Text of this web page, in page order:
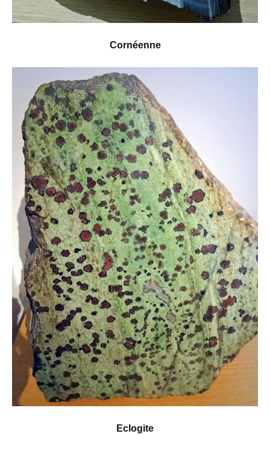
Cornéenne
Eclogite